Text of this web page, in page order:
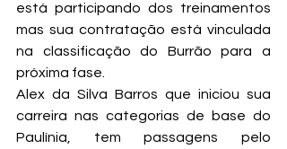
está participando dos treinamentos
mas sua contratação está vinculada
na classificação do Burrão para a
próxima fase.
Alex da Silva Barros que iniciou sua
carreira nas categorias de base do
Paulínia, tem passagens pelo